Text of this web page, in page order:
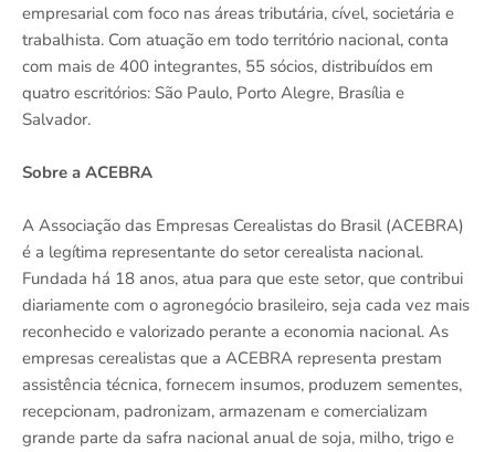
empresarial com foco nas áreas tributária, cível, societária e
trabalhista. Com atuação em todo território nacional, conta
com mais de 400 integrantes, 55 sócios, distribuídos em
quatro escritórios: São Paulo, Porto Alegre, Brasília e
Salvador.
Sobre a ACEBRA
A Associação das Empresas Cerealistas do Brasil (ACEBRA)
é a legítima representante do setor cerealista nacional.
Fundada há 18 anos, atua para que este setor, que contribui
diariamente com o agronegócio brasileiro, seja cada vez mais
reconhecido e valorizado perante a economia nacional. As
empresas cerealistas que a ACEBRA representa prestam
assistência técnica, fornecem insumos, produzem sementes,
recepcionam, padronizam, armazenam e comercializam
grande parte da safra nacional anual de soja, milho, trigo e